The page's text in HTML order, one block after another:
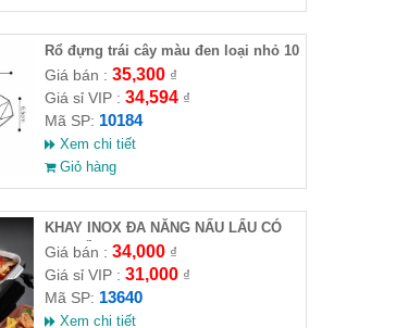
Rổ đựng trái cây màu đen loại nhỏ 10
góc 27x6.5cm
Giá bán : 35,300₫
Giá sỉ VIP : 34,594₫
Mã SP: 10184
Xem chi tiết
Giỏ hàng
KHAY INOX ĐA NĂNG NẤU LẨU CÓ
TAY CẦM
Giá bán : 34,000₫
Giá sỉ VIP : 31,000₫
Mã SP: 13640
Xem chi tiết